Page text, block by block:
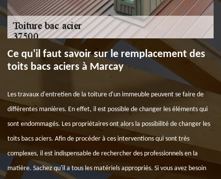
Ce qu'il faut savoir sur le remplacement des
toits bacs aciers à Marcay
Les travaux d'entretien de la toiture d'un immeuble peuvent se faire de
différentes manières. En effet, il est possible de changer les éléments qui
sont endommagés. Les propriétaires ont alors la possibilité de changer les
toits bacs aciers. Afin de procéder à ces interventions qui sont très
complexes, il est indispensable de rechercher des professionnels en la
matière. Sachez qu'il a tous les matériels appropriés. Si vous avez besoin